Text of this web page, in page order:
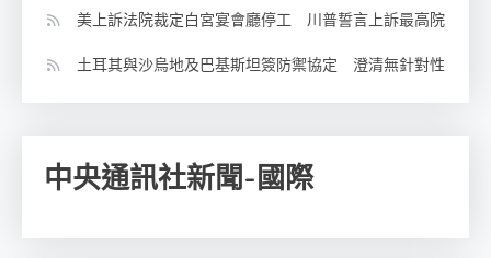
美上訴法院裁定白宮宴會廳停工 川普誓言上訴最高院
土耳其與沙烏地及巴基斯坦簽防禦協定 澄清無針對性
中央通訊社新聞-國際